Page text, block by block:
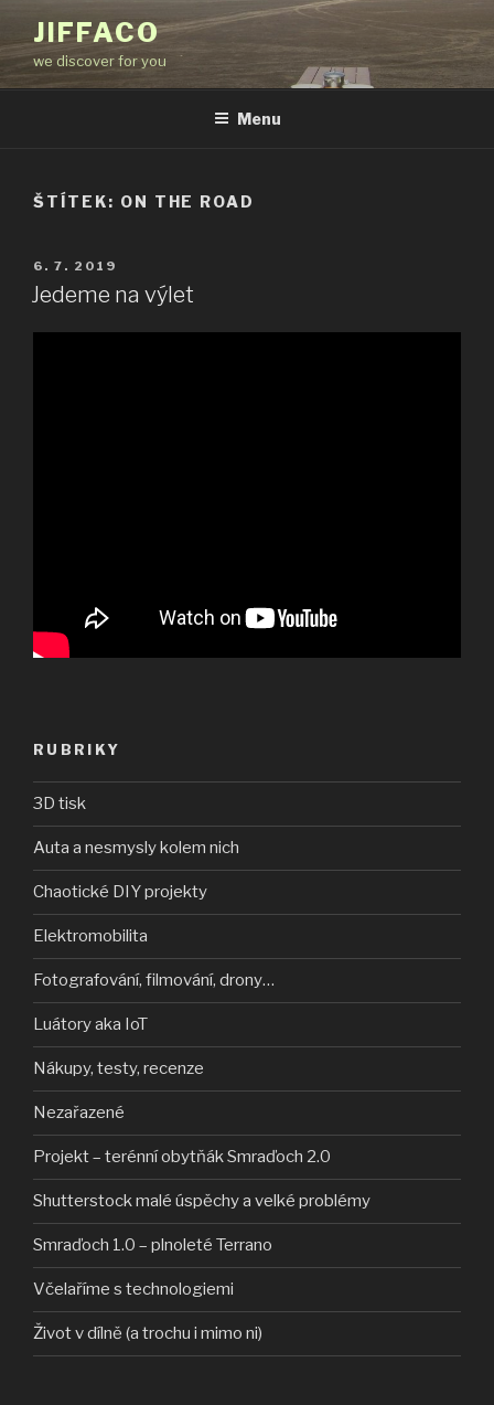
obsahu
webu
JIFFACO
we discover for you
Menu
ŠTÍTEK: ON THE ROAD
PUBLIKOVÁNO
6. 7. 2019
Jedeme na výlet
RUBRIKY
3D tisk
Auta a nesmysly kolem nich
Chaotické DIY projekty
Elektromobilita
Fotografování, filmování, drony…
Luátory aka IoT
Nákupy, testy, recenze
Nezařazené
Projekt – terénní obytňák Smraďoch 2.0
Shutterstock malé úspěchy a velké problémy
Smraďoch 1.0 – plnoleté Terrano
Včelaříme s technologiemi
Život v dílně (a trochu i mimo ni)